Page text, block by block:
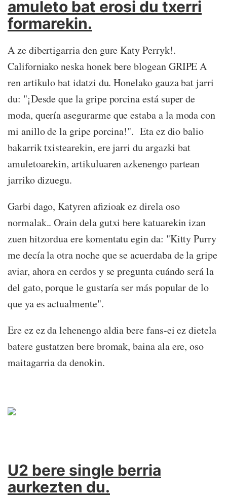
amuleto bat erosi du txerri
formarekin.
A ze dibertigarria den gure Katy Perryk!.
Californiako neska honek bere blogean GRIPE A
ren artikulo bat idatzi du. Honelako gauza bat jarri
du: "¡Desde que la gripe porcina está super de
moda, quería asegurarme que estaba a la moda con
mi anillo de la gripe porcina!". Eta ez dio balio
bakarrik txistearekin, ere jarri du argazki bat
amuletoarekin, artikuluaren azkenengo partean
jarriko dizuegu.
Garbi dago, Katyren afizioak ez direla oso
normalak.. Orain dela gutxi bere katuarekin izan
zuen hitzordua ere komentatu egin da: "Kitty Purry
me decía la otra noche que se acuerdaba de la gripe
aviar, ahora en cerdos y se pregunta cuándo será la
del gato, porque le gustaría ser más popular de lo
que ya es actualmente".
Ere ez ez da lehenengo aldia bere fans-ei ez dietela
batere gustatzen bere bromak, baina ala ere, oso
maitagarria da denokin.
U2 bere single berria
aurkezten du.